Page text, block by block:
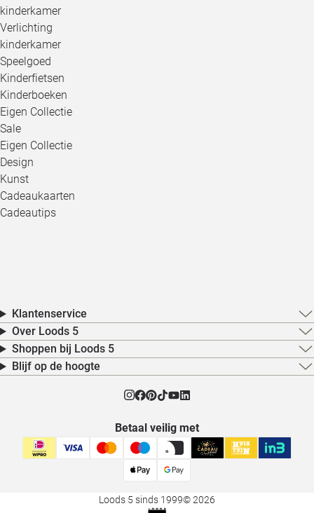
kinderkamer
Verlichting
kinderkamer
Speelgoed
Kinderfietsen
Kinderboeken
Eigen Collectie
Sale
Eigen Collectie
Design
Kunst
Cadeaukaarten
Cadeautips
Klantenservice
Over Loods 5
Shoppen bij Loods 5
Blijf op de hoogte
Betaal veilig met
Loods 5 sinds 1999© 2026